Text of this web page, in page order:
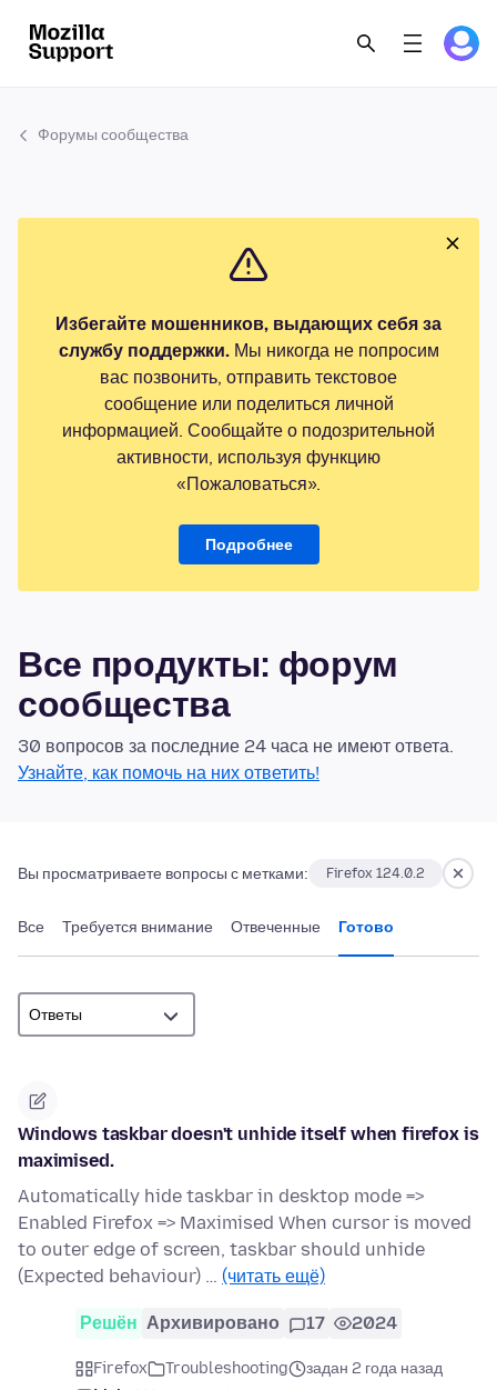
Форумы сообщества
Избегайте мошенников, выдающих себя за
службу поддержки.Мы никогда не попросим
вас позвонить, отправить текстовое
сообщение или поделиться личной
информацией. Сообщайте о подозрительной
активности, используя функцию
«Пожаловаться».
Подробнее
Все продукты: форум
сообщества
30 вопросов за последние 24 часа не имеют ответа.
Узнайте, как помочь на них ответить!
Вы просматриваете вопросы с метками: Firefox 124.0.2
Все Требуется внимание Отвеченные Готово
Windows taskbar doesn't unhide itself when firefox is
maximised.
Automatically hide taskbar in desktop mode =>
Enabled Firefox => Maximised When cursor is moved
to outer edge of screen, taskbar should unhide
(Expected behaviour) … (читать ещё)
Решён Архивировано 17 2024
Firefox Troubleshooting
задан 2 года назад